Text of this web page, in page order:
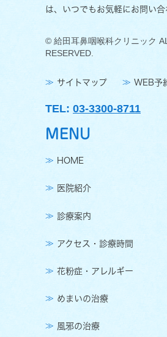
は、いつでもお気軽にお問い合
© 給田耳鼻咽喉科クリニック
RESERVED.
サイトマップ WEB予
TEL: 03-3300-8711
MENU
HOME
医院紹介
診療案内
アクセス・診療時間
花粉症・アレルギー
めまいの治療
風邪の治療